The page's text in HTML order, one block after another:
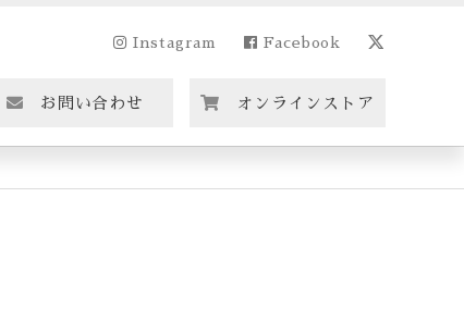
お問い合わせ オンラインストア
Instagram Facebook